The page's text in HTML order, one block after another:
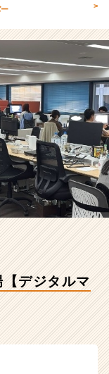
>
デジタルマ